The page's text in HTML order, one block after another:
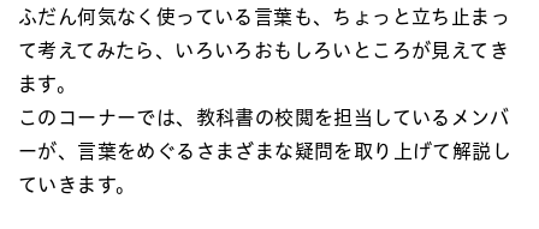
ふだん何気なく使っている言葉も、ちょっと立ち止まっ
て考えてみたら、いろいろおもしろいところが見えてき
ます。
このコーナーでは、教科書の校閲を担当しているメンバ
ーが、言葉をめぐるさまざまな疑問を取り上げて解説し
ていきます。